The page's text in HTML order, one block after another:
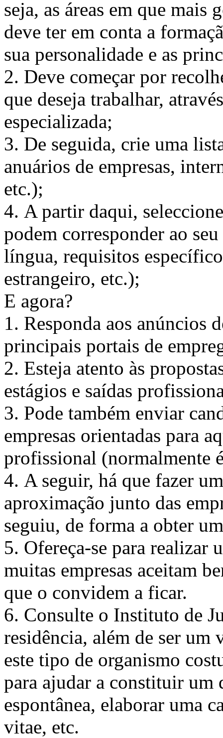
seja, as áreas em que mais
deve ter em conta a
sua personalidade e as
2. Deve começar por
que deseja trabalhar,
especializada;
3. De seguida, crie uma
anuários de empresas,
etc.);
4. A partir daqui,
podem corresponder ao
língua, requisitos
estrangeiro, etc.);
E agora?
1. Responda aos anúncios
principais portais de
2. Esteja atento às
estágios e saídas
3. Pode também enviar
empresas orientadas para
profissional (normalmente
4. A seguir, há que fazer
aproximação junto das
seguiu, de forma a obter
5. Ofereça-se para realizar
muitas empresas aceitam
que o convidem a ficar.
6. Consulte o Instituto de
residência, além de ser um
este tipo de organismo
para ajudar a constituir um
espontânea, elaborar uma
vitae, etc.